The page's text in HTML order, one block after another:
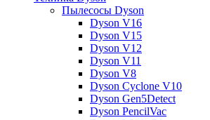
Пылесосы Dyson
Dyson V16
Dyson V15
Dyson V12
Dyson V11
Dyson V8
Dyson Cyclone V10
Dyson Gen5Detect
Dyson PencilVac